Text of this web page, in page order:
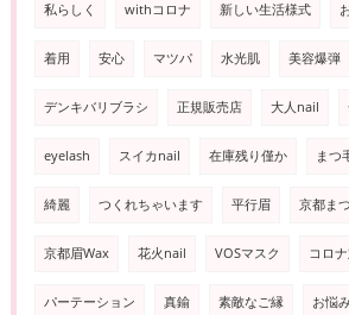
私らしく withコロナ 新しい生活様式
着用 安心 マツパ 水光肌 美容爆弾
デンキバリブラシ 正規販売店 大人nail
eyelash スイカnail 在庫残り僅か まつ
綺麗 つくれちゃいます 平行眉 京都ま
京都眉Wax 花火nail VOSマスク コロ
パーテーション 真鍮 素敵なご縁 お悩